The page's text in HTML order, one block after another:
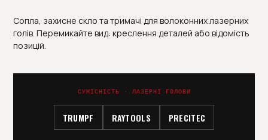
Сопла, захисне скло та тримачі для волоконних лазерних
голів. Перемикайте вид: креслення деталей або відомість
позицій.
СУМІСНІСТЬ · ЛАЗЕРНІ ГОЛОВИ
TRUMPF RAYTOOLS PRECITEC